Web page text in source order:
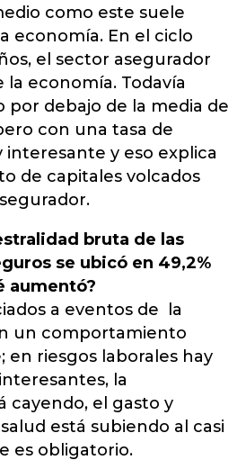
como este suele
economía. En el ciclo
el sector asegurador
economía. Todavía
por debajo de la media de
con una tasa de
y eso explica
de capitales volcados
bruta de las
se ubicó en 49,2%
aumentó?
a eventos de la
un comportamiento
en riesgos laborales hay
la
cayendo, el gasto y
está subiendo al casi
es obligatorio.